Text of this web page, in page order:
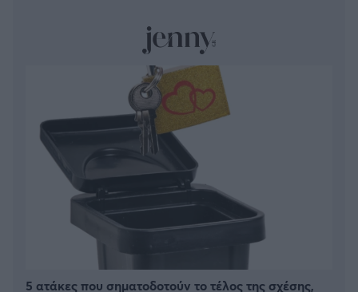
FOLLOW US
5 ατάκες που σηματοδοτούν το τέλος της σχέσης,